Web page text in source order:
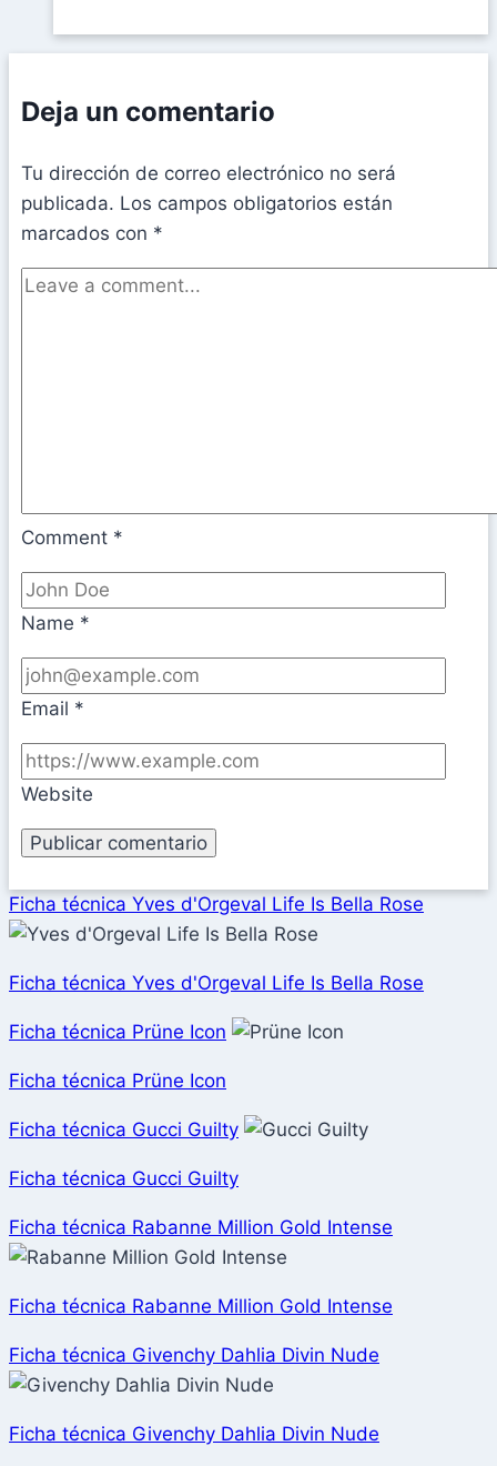
Deja un comentario
Tu dirección de correo electrónico no será
publicada. Los campos obligatorios están
marcados con *
Comment *
Name *
Email *
Website
Ficha técnica Yves d'Orgeval Life Is Bella Rose
Ficha técnica Yves d'Orgeval Life Is Bella Rose
Ficha técnica Prüne Icon
Ficha técnica Prüne Icon
Ficha técnica Gucci Guilty
Ficha técnica Gucci Guilty
Ficha técnica Rabanne Million Gold Intense
Ficha técnica Rabanne Million Gold Intense
Ficha técnica Givenchy Dahlia Divin Nude
Ficha técnica Givenchy Dahlia Divin Nude